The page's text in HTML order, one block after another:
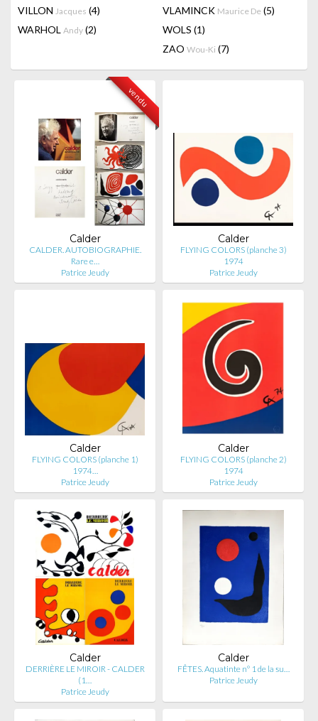
VILLON Jacques (4) VLAMINCK Maurice De (5)
WARHOL Andy (2) WOLS (1)
ZAO Wou-Ki (7)
vendu
Calder
CALDER. AUTOBIOGRAPHIE.
Rare e…
Patrice Jeudy
Calder
FLYING COLORS (planche 3)
1974
Patrice Jeudy
Calder
FLYING COLORS (planche 1)
1974…
Patrice Jeudy
Calder
FLYING COLORS (planche 2)
1974
Patrice Jeudy
Calder
DERRIÈRE LE MIROIR - CALDER
(1…
Patrice Jeudy
Calder
FÊTES. Aquatinte n° 1 de la su…
Patrice Jeudy